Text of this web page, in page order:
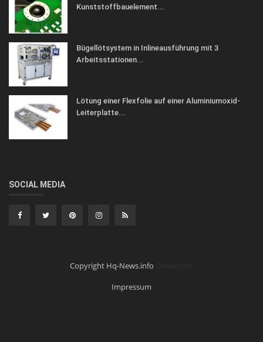
Kunststoffbauelement...
Bügellötsystem in Inlineausführung mit 3
Arbeitsstationen...
Lötung einer Flexfolie auf einer Aluminiumoxid-
Leiterplatte...
SOCIAL MEDIA
Copyright Hq-News.info
Impressum